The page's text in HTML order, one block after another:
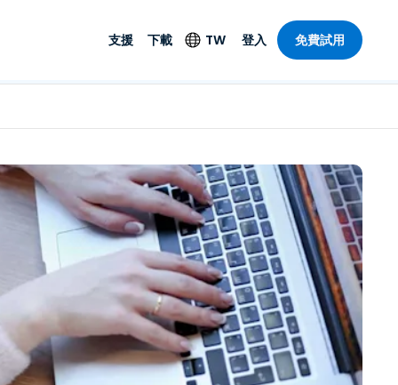
Prem
端點偵測和回應
Foxpass Wi-Fi 存取和
控制
零信任安全工作區
盾牌（反詐騙）
所有產品
業
支援
系統狀態
下載 TW
Deutsch
Español
Français
Italiano
Nederlands
Português
简体中文
登入 免費試用